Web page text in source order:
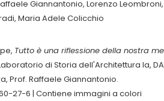
Giannantonio, Lorenzo Leombroni,
Maria Adele Colicchio
Tutto è una riflessione della nostra
di Storia dell'Architettura Ia,
Prof. Raffaele Giannantonio.
27-6 | Contiene immagini a colori